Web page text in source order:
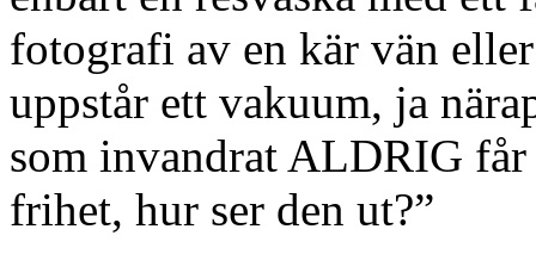
fotografi av en kär vän
uppstår ett vakuum, ja
som invandrat ALDRIG
frihet, hur ser den ut?”